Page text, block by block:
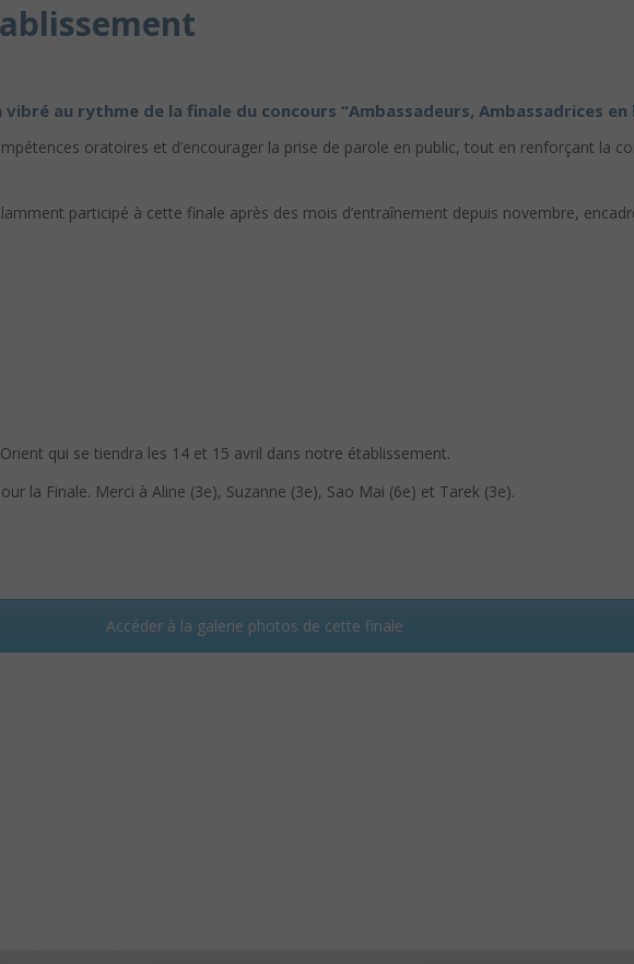
au rythme de la finale du concours “Ambassadeurs, Ambassadrices en
oratoires et d’encourager la prise de parole en public, tout en renforçant la
participé à cette finale après des mois d’entraînement depuis novembre,
qui se tiendra les 14 et 15 avril dans notre établissement.
la Finale. Merci à Aline (3e), Suzanne (3e), Sao Mai (6e) et Tarek (3e).
Accéder à la galerie photos de cette finale